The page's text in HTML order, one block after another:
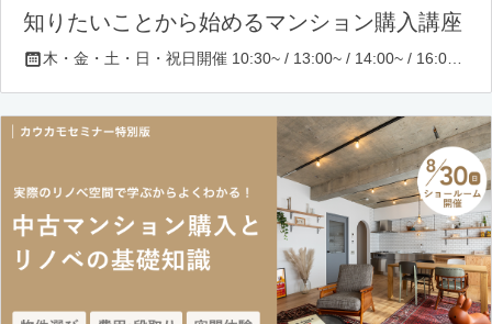
知りたいことから始めるマンション購入講座
木・金・土・日・祝日開催 10:30~ / 13:00~ / 14:00~ / 16:00~ / 17:00~/ 18:30~/ 19:30~